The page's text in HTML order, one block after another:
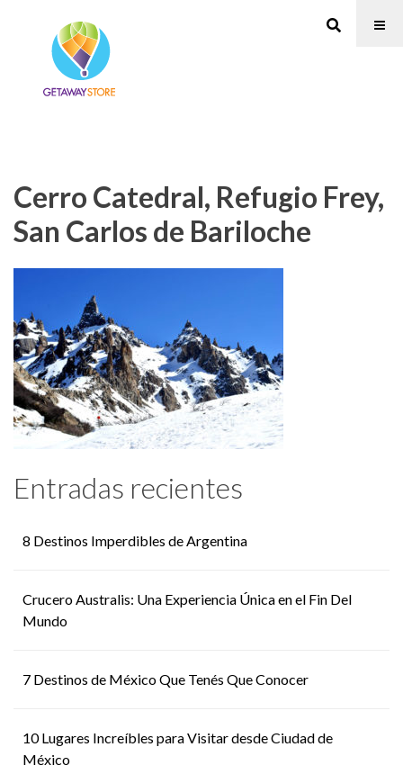
Cerro Catedral, Refugio Frey,
San Carlos de Bariloche
Entradas recientes
8 Destinos Imperdibles de Argentina
Crucero Australis: Una Experiencia Única en el Fin Del
Mundo
7 Destinos de México Que Tenés Que Conocer
10 Lugares Increíbles para Visitar desde Ciudad de
México